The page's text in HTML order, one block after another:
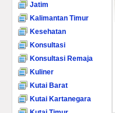
Jatim
Kalimantan Timur
Kesehatan
Konsultasi
Konsultasi Remaja
Kuliner
Kutai Barat
Kutai Kartanegara